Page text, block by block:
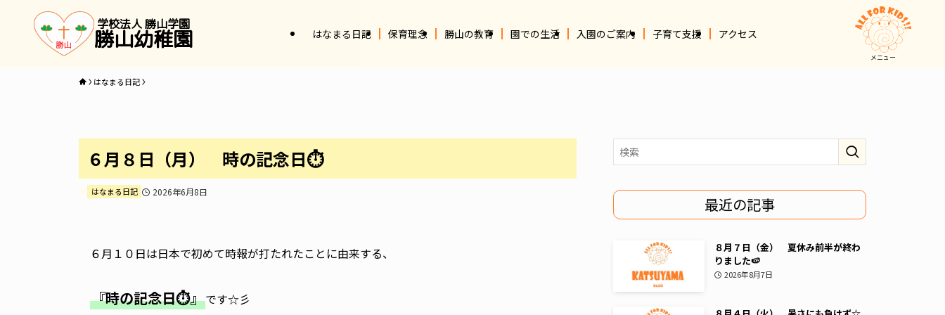
学校法人 勝山学園
勝山幼稚園 はなまる日記 保育理念 勝山の教育 園での生活 入園のご案内 子育て支援 アクセス
メニュー
はなまる日記
６月８日（月） 時の記念日⏱
はなまる日記 2026年6月8日
６月１０日は日本で初めて時報が打たれたことに由来する、
『時の記念日⏱』です☆彡
最近の記事
８月７日（金） 夏休み前半が終わ
りました🍉
2026年8月7日